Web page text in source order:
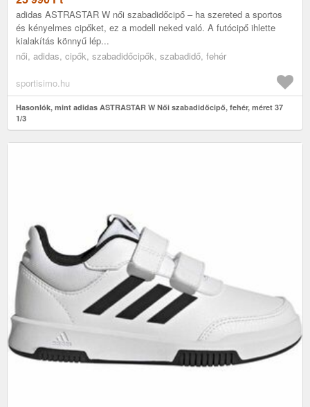
adidas ASTRASTAR W női szabadidőcipő – ha szereted a sportos
és kényelmes cipőket, ez a modell neked való. A futócipő ihlette
kialakítás könnyű lép...
női, adidas, cipők, szabadidőcipők, szabadidő, fehér
sportisimo.hu
Hasonlók, mint adidas ASTRASTAR W Női szabadidőcipő, fehér, méret 37
1/3